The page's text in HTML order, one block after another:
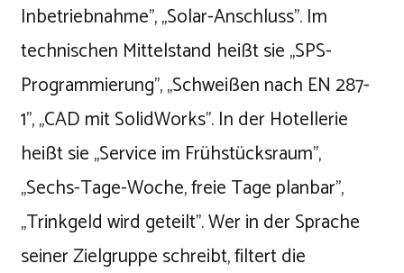
Inbetriebnahme", „Solar-Anschluss". Im
technischen Mittelstand heißt sie „SPS-
Programmierung", „Schweißen nach EN 287-
1", „CAD mit SolidWorks". In der Hotellerie
heißt sie „Service im Frühstücksraum",
„Sechs-Tage-Woche, freie Tage planbar",
„Trinkgeld wird geteilt". Wer in der Sprache
seiner Zielgruppe schreibt, filtert die